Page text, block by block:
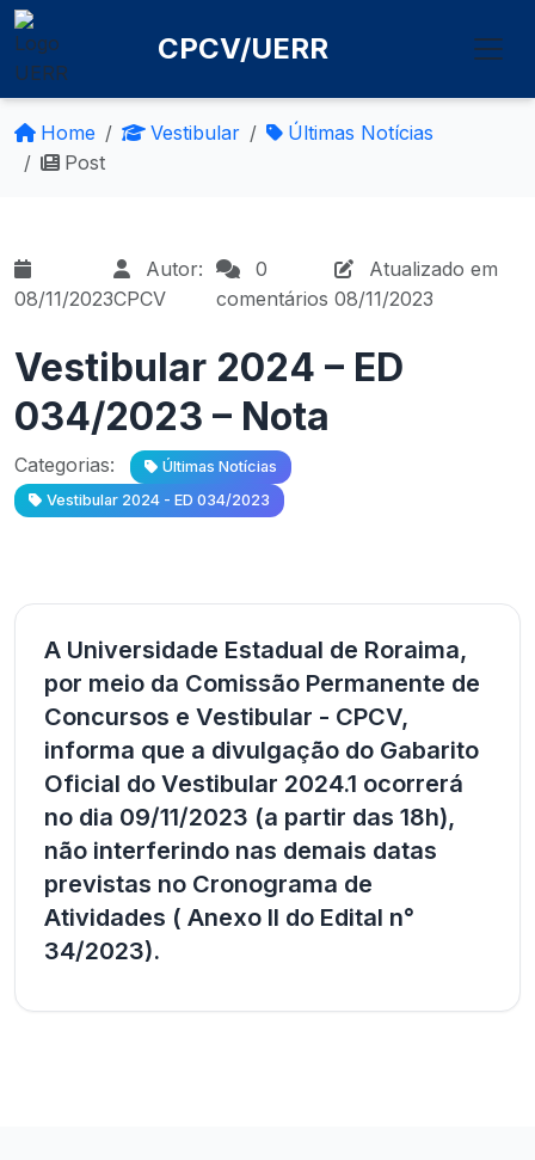
CPCV/UERR
Home Vestibular
Últimas Notícias
Post
08/11/2023
Autor:
CPCV
0
comentários
Atualizado em
08/11/2023
Vestibular 2024 – ED
034/2023 – Nota
Categorias:
Últimas Notícias
Vestibular 2024 - ED 034/2023
A Universidade Estadual de Roraima,
por meio da Comissão Permanente de
Concursos e Vestibular - CPCV,
informa que a divulgação do Gabarito
Oficial do Vestibular 2024.1 ocorrerá
no dia 09/11/2023 (a partir das 18h),
não interferindo nas demais datas
previstas no Cronograma de
Atividades ( Anexo II do Edital n°
34/2023).